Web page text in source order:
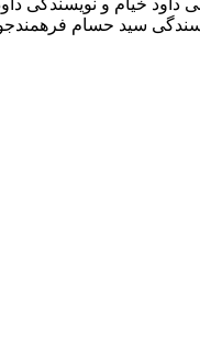
خیام و نویسندگی
سید حسام فرهمندجو